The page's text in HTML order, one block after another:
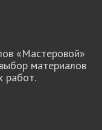
«Мастеровой»
материалов
работ.